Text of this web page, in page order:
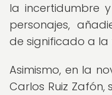
la incertidumbre
personajes,
de significado a la
Asimismo, en la
Carlos Ruiz